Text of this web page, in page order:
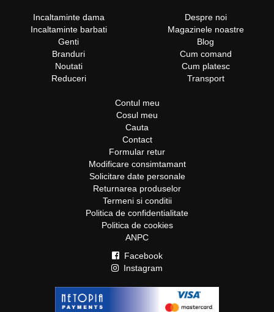
Incaltaminte dama
Incaltaminte barbati
Genti
Branduri
Noutati
Reduceri
Despre noi
Magazinele noastre
Blog
Cum comand
Cum platesc
Transport
Contul meu
Cosul meu
Cauta
Contact
Formular retur
Modificare consimtamant
Solicitare date personale
Returnarea produselor
Termeni si conditii
Politica de confidentialitate
Politica de cookies
ANPC
Facebook
Instagram